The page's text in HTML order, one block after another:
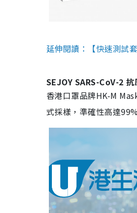
延伸閱讀：【快速測試
SEJOY SARS-CoV-2
香港口罩品牌HK-M
式採樣，準確性高達